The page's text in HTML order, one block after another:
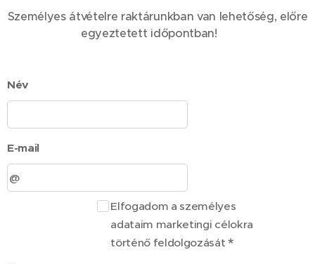
Személyes átvételre raktárunkban van lehetőség, előre
egyeztetett időpontban! ✅
Név
E-mail
Elfogadom a személyes
adataim marketingi célokra
történő feldolgozását